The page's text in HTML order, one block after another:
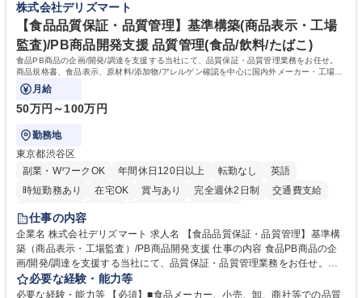
業務全般 募集職種 【東京／文京区】公益財団法人の総務人事業務／年間
休日125日
株式会社デリズマート
【食品品質保証・品質管理】基準構築(商品表示・工場
監査)/PB商品開発支援 品質管理(食品/飲料/たばこ)
食品PB商品の企画/開発/調達を支援する当社にて、品質保証・品質管理業務をお任せ。
商品規格書、食品表示、原材料/添加物/アレルゲン確認を中心に国内外メーカー・工場の
品質基準整備から発売後対応まで担います。
月給
50万円～100万円
勤務地
東京都渋谷区
副業・WワークOK
年間休日120日以上 転勤なし
英語
時短勤務あり
在宅OK 賞与あり 完全週休2日制
交通費支給
駅近5分以内
仕事の内容
企業名 株式会社デリズマート 求人名 【食品品質保証・品質管理】基準構
築（商品表示・工場監査）/PB商品開発支援 仕事の内容 食品PB商品の企
画/開発/調達を支援する当社にて、品質保証・品質管理業務をお任せ。商
品規格書、食品表示、原材料/添加物/アレルゲン確認を中心に国内外メー
カー・工場の品質基準整備から発売後対応まで担います。 【詳細】 ■商品
必要な経験・能力等
必要な経験・能力等 【必須】■食品メーカー、小売、卸、商社等での品質